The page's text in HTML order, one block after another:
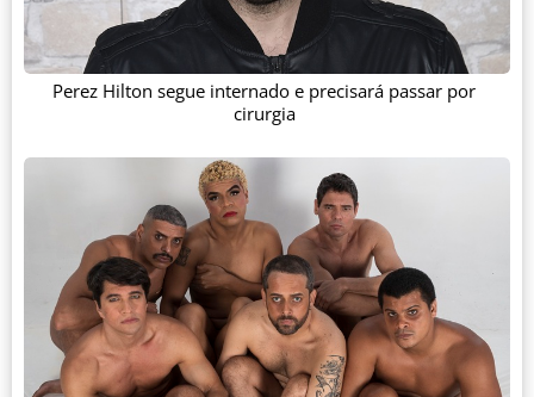
Perez Hilton segue internado e precisará passar por
cirurgia